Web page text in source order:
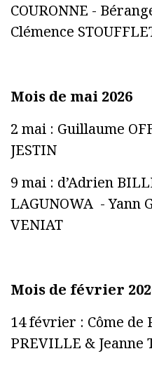
COURONNE -
Clémence
Mois de mai 2026
2 mai : Guillaume
JESTIN
9 mai : d’Adrien
LAGUNOWA - Yann
VENIAT
Mois de février
14 février : Côme de
PREVILLE & Jeanne